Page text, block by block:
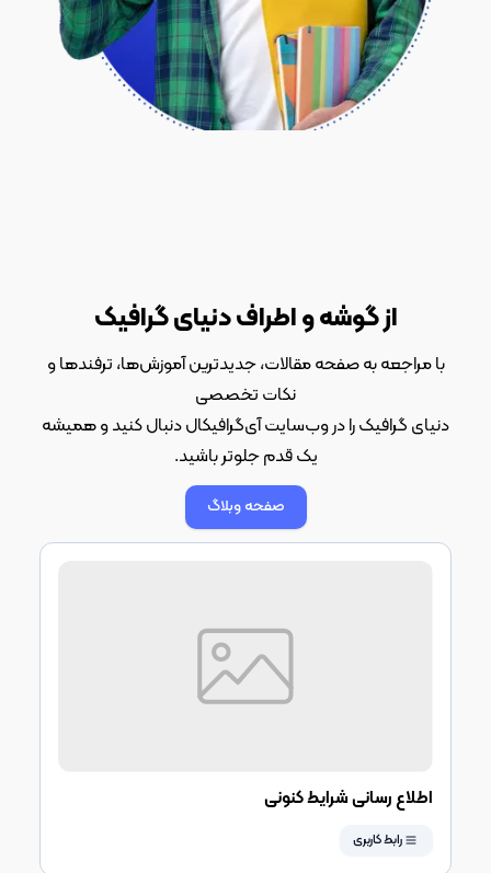
از گوشه و اطراف دنیای گرافیک
با مراجعه به صفحه مقالات، جدیدترین آموزش‌ها، ترفندها و
نکات تخصصی
دنیای گرافیک را در وب‌سایت آی‌گرافیکال دنبال کنید و همیشه
یک قدم جلوتر باشید.
صفحه وبلاگ
اطلاع رسانی شرایط کنونی
رابط کاربری